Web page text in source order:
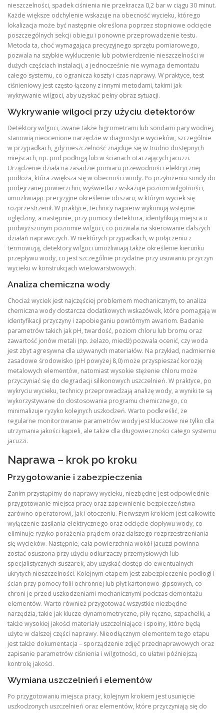
nieszczelności, spadek ciśnienia nie przekracza 0,2 bar w ciągu 30 minut.
Każde większe odchylenie wskazuje na obecność wycieku, którego
lokalizacja może być następnie określona poprzez stopniowe odcięcie
poszczególnych sekcji obiegu i ponowne przeprowadzenie testu.
Metoda ta, choć wymagająca precyzyjnego sprzętu pomiarowego,
pozwala na szybkie wykluczenie lub potwierdzenie nieszczelności w
dużych częściach instalacji, a jednocześnie nie wymaga demontażu
całego systemu, co ogranicza koszty i czas naprawy. W praktyce, test
ciśnieniowy jest często łączony z innymi metodami, takimi jak
wykrywanie wilgoci, aby uzyskać pełny obraz sytuacji.
Wykrywanie wilgoci przy użyciu detektorów
Detektory wilgoci, zwane także higrometrami lub sondami pary wodnej,
stanowią nieocenione narzędzie w diagnostyce wycieków, szczególnie
w przypadkach, gdy nieszczelność znajduje się w trudno dostępnych
miejscach, np. pod podłogą lub w ścianach otaczających jacuzzi.
Urządzenie działa na zasadzie pomiaru przewodności elektrycznej
podłoża, która zwiększa się w obecności wody. Po przyłożeniu sondy do
podejrzanej powierzchni, wyświetlacz wskazuje poziom wilgotności,
umożliwiając precyzyjne określenie obszaru, w którym wyciek się
rozprzestrzenił. W praktyce, technicy najpierw wykonują wstępne
oględziny, a następnie, przy pomocy detektora, identyfikują miejsca o
podwyższonym poziomie wilgoci, co pozwala na skierowanie dalszych
działań naprawczych. W niektórych przypadkach, w połączeniu z
termowizją, detektory wilgoci umożliwiają także określenie kierunku
przepływu wody, co jest szczególnie przydatne przy usuwaniu przyczyn
wycieku w konstrukcjach wielowarstwowych.
Analiza chemiczna wody
Chociaż wyciek jest najczęściej problemem mechanicznym, to analiza
chemiczna wody dostarcza dodatkowych wskazówek, które pomagają w
identyfikacji przyczyny i zapobieganiu powtórnym awariom. Badanie
parametrów takich jak pH, twardość, poziom chloru lub bromu oraz
zawartość jonów metali (np. żelazo, miedź) pozwala ocenić, czy woda
jest zbyt agresywna dla używanych materiałów. Na przykład, nadmiernie
zasadowe środowisko (pH powyżej 8,0) może przyspieszać korozję
metalowych elementów, natomiast wysokie stężenie chloru może
przyczyniać się do degradacji silikonowych uszczelnień. W praktyce, po
wykryciu wycieku, technicy przeprowadzają analizę wody, a wyniki te są
wykorzystywane do dostosowania programu chemicznego, co
minimalizuje ryzyko kolejnych uszkodzeń. Warto podkreślić, że
regularne monitorowanie parametrów wody jest kluczowe nie tylko dla
utrzymania jakości kąpieli, ale także dla długowieczności całego systemu
jacuzzi.
Naprawa – krok po kroku
Przygotowanie i zabezpieczenia
Zanim przystąpimy do naprawy wycieku, niezbędne jest odpowiednie
przygotowanie miejsca pracy oraz zapewnienie bezpieczeństwa
zarówno operatorowi, jak i otoczeniu. Pierwszym krokiem jest całkowite
wyłączenie zasilania elektrycznego oraz odcięcie dopływu wody, co
eliminuje ryzyko porażenia prądem oraz dalszego rozprzestrzeniania
się wycieków. Następnie, cała powierzchnia wokół jacuzzi powinna
zostać osuszona przy użyciu odkurzaczy przemysłowych lub
specjalistycznych suszarek, aby uzyskać dostęp do ewentualnych
ukrytych nieszczelności. Kolejnym etapem jest zabezpieczenie podłogi i
ścian przy pomocy folii ochronnej lub płyt kartonowo-gipsowych, co
chroni je przed uszkodzeniami mechanicznymi podczas demontażu
elementów. Warto również przygotować wszystkie niezbędne
narzędzia, takie jak klucze dynamometryczne, piły ręczne, szpachelki, a
także wysokiej jakości materiały uszczelniające i spoiny, które będą
użyte w dalszej części naprawy. Nieodłącznym elementem tego etapu
jest także dokumentacja – sporządzenie zdjęć przednaprawowych oraz
zapisanie parametrów ciśnienia i wilgotności, co ułatwi późniejszą
kontrolę jakości.
Wymiana uszczelnień i elementów
Po przygotowaniu miejsca pracy, kolejnym krokiem jest usunięcie
uszkodzonych uszczelnień oraz elementów, które przyczyniają się do